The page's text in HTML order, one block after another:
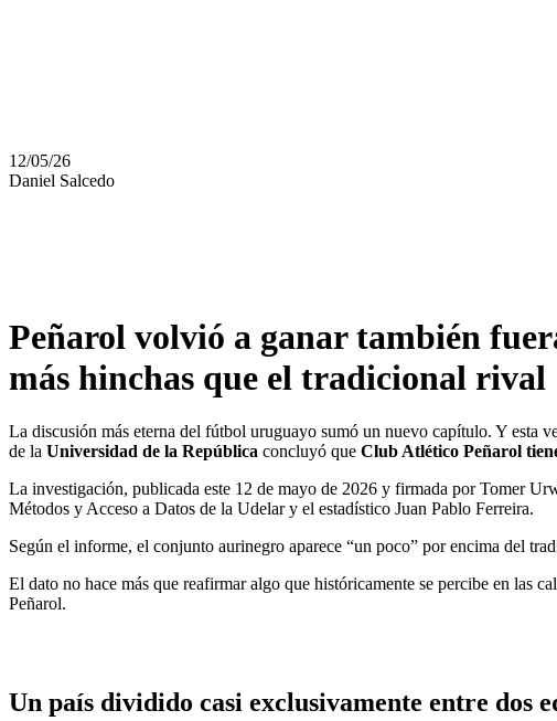
12/05/26
Daniel Salcedo
Peñarol volvió a ganar también
más hinchas que el tradicional rival
La discusión más eterna del fútbol uruguayo sumó un nuevo capítulo. Y esta
de la Universidad de la República concluyó que Club Atlético Peñarol
La investigación, publicada este 12 de mayo de 2026 y firmada por Tomer
Métodos y Acceso a Datos de la Udelar y el estadístico Juan Pablo Ferreira.
Según el informe, el conjunto aurinegro aparece “un poco” por encima del
El dato no hace más que reafirmar algo que históricamente se percibe en las
Peñarol.
Un país dividido casi exclusivamente entre dos